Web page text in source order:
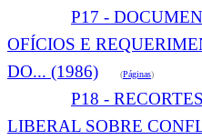
P17 -
OFÍCIOS E
DO... (1986) (Páginas)
P18 -
LIBERAL SOBRE